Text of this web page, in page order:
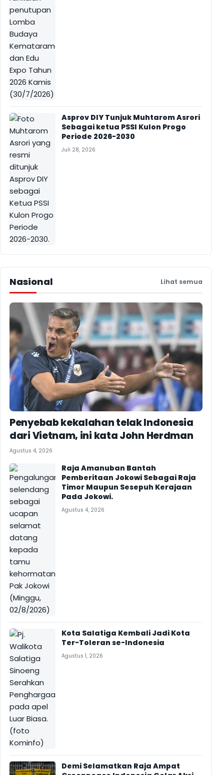
Asprov DIY Tunjuk Muhtarom Asrori
Sebagai ketua PSSI Kulon Progo
Periode 2026-2030
Juli 28, 2026
Nasional Lihat semua
Penyebab kekalahan telak Indonesia
dari Vietnam, ini kata John Herdman
Agustus 4, 2026
Raja Amanuban Bantah
Pemberitaan Jokowi Sebagai Raja
Timor Maupun Sesepuh Kerajaan
Pada Jokowi.
Agustus 4, 2026
Kota Salatiga Kembali Jadi Kota
Ter-Toleran se-Indonesia
Agustus 1, 2026
Demi Selamatkan Raja Ampat